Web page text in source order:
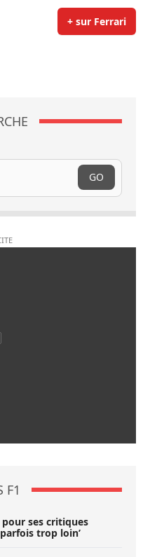
+ sur Ferrari
GO
F1
ses critiques
trop loin’